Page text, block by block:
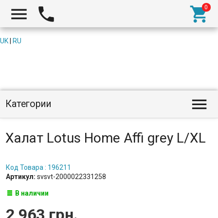
  
UK RU
Категории 
Халат Lotus Home Affi grey L/XL
Код Товара : 196211
Артикул: svsvt-2000022331258
В наличии